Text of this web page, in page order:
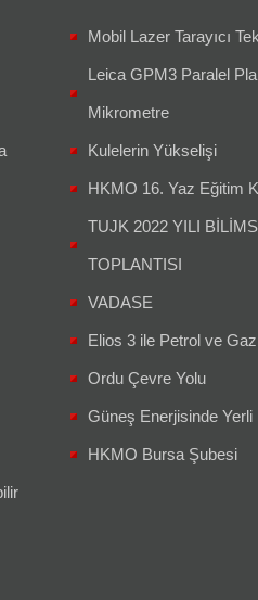
Mobil Lazer Tarayıcı
Leica GPM3 Paralel
Mikrometre
Kulelerin Yükselişi
HKMO 16. Yaz Eğitim
TUJK 2022 YILI
TOPLANTISI
VADASE
Elios 3 ile Petrol ve
Ordu Çevre Yolu
Güneş Enerjisinde Yerli
HKMO Bursa Şubesi